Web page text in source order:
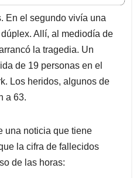
e
a
d
s
En el segundo vivía una
Allí, al mediodía de
la tragedia. Un
de 19 personas en el
Los heridos, algunos de
a 63.
una noticia que tiene
la cifra de fallecidos
de las horas: